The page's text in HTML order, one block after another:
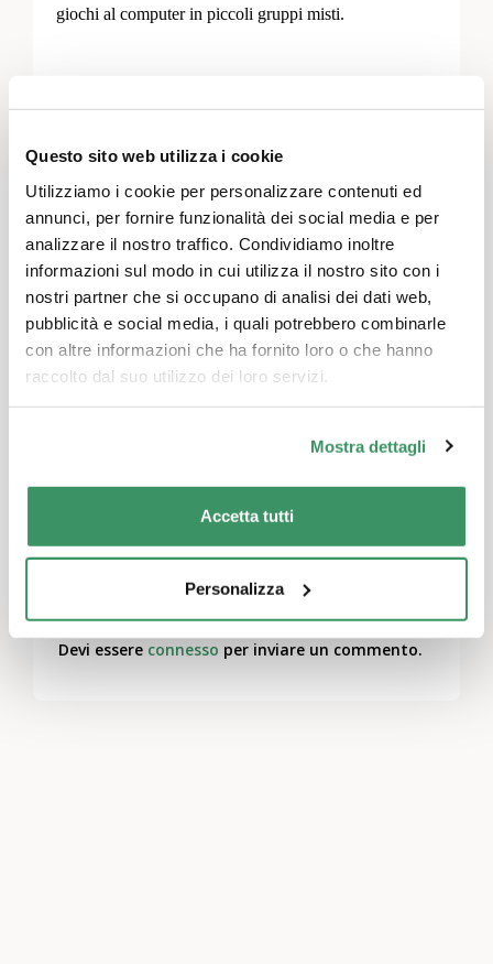
Questo sito web utilizza i cookie
Utilizziamo i cookie per personalizzare contenuti ed
annunci, per fornire funzionalità dei social media e per
analizzare il nostro traffico. Condividiamo inoltre
informazioni sul modo in cui utilizza il nostro sito con i
nostri partner che si occupano di analisi dei dati web,
pubblicità e social media, i quali potrebbero combinarle
con altre informazioni che ha fornito loro o che hanno
raccolto dal suo utilizzo dei loro servizi.
Mostra dettagli
Accetta tutti
Personalizza
giochi al computer in piccoli gruppi misti.
con studenti di 4°/5° grado e della scuola superiore.
.
<
Gli eventi avranno luogo il 28.2. / 1.3. / 7.3. / 8.3.2019
tra le 9.30 e le 12.00 circa. Gli interessati devono
iscriversi con Flavia Muscionico all'indirizzo e-mail
indicato o per telefono (062 836 02 10).
collaborazione con Fabelfabrik GmbH e la FHNW.
Lascia un commento
Devi essere connesso per inviare un commento.